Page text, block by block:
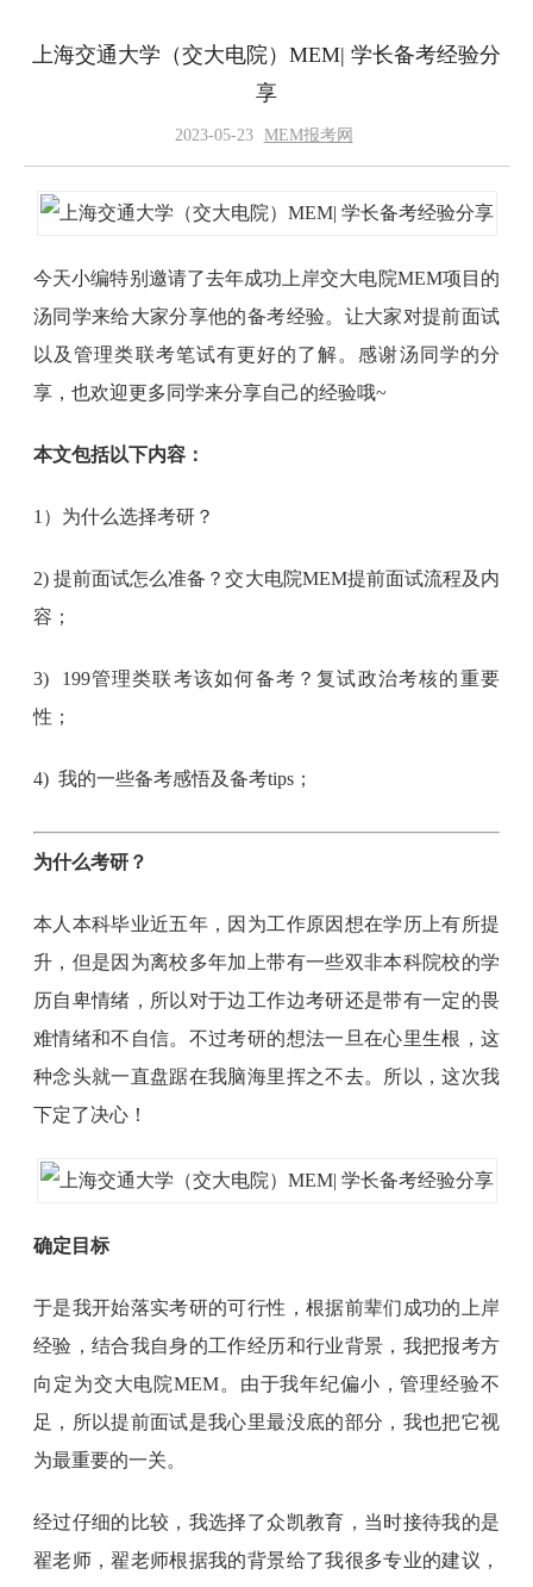
上海交通大学（交大电院）MEM| 学长备考经验分
享
2023-05-23 MEM报考网
今天小编特别邀请了去年成功上岸交大电院MEM项目的
汤同学来给大家分享他的备考经验。让大家对提前面试
以及管理类联考笔试有更好的了解。感谢汤同学的分
享，也欢迎更多同学来分享自己的经验哦~
本文包括以下内容：
1）为什么选择考研？
2) 提前面试怎么准备？交大电院MEM提前面试流程及内
容；
3) 199管理类联考该如何备考？复试政治考核的重要
性；
4) 我的一些备考感悟及备考tips；
为什么考研？
本人本科毕业近五年，因为工作原因想在学历上有所提
升，但是因为离校多年加上带有一些双非本科院校的学
历自卑情绪，所以对于边工作边考研还是带有一定的畏
难情绪和不自信。不过考研的想法一旦在心里生根，这
种念头就一直盘踞在我脑海里挥之不去。所以，这次我
下定了决心！
确定目标
于是我开始落实考研的可行性，根据前辈们成功的上岸
经验，结合我自身的工作经历和行业背景，我把报考方
向定为交大电院MEM。由于我年纪偏小，管理经验不
足，所以提前面试是我心里最没底的部分，我也把它视
为最重要的一关。
经过仔细的比较，我选择了众凯教育，当时接待我的是
翟老师，翟老师根据我的背景给了我很多专业的建议，